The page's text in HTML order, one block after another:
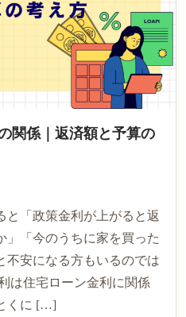
関係｜返済額と予算の
と「政策金利が上がると返
」「今のうちに家を買った
不安になる方もいるのでは
は住宅ローン金利に関係
くに […]